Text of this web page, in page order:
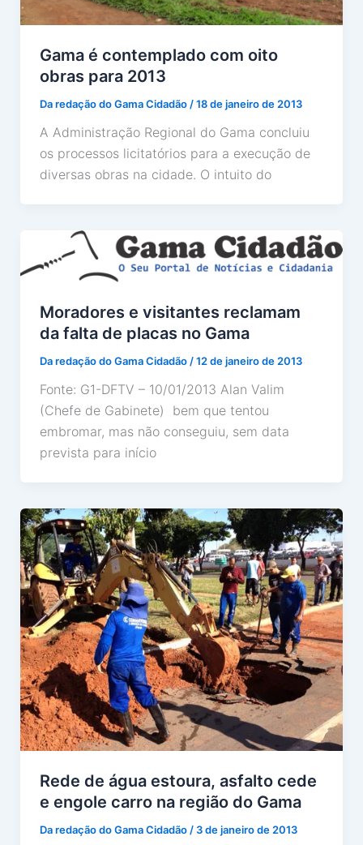
Gama é contemplado com oito
obras para 2013
Da redação do Gama Cidadão /18 de janeiro de 2013
A Administração Regional do Gama concluiu
os processos licitatórios para a execução de
diversas obras na cidade. O intuito do
Moradores e visitantes reclamam
da falta de placas no Gama
Da redação do Gama Cidadão /12 de janeiro de 2013
Fonte: G1-DFTV – 10/01/2013 Alan Valim
(Chefe de Gabinete) bem que tentou
embromar, mas não conseguiu, sem data
prevista para início
Rede de água estoura, asfalto cede
e engole carro na região do Gama
Da redação do Gama Cidadão / 3 de janeiro de 2013